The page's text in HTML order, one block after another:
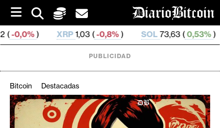
i
p
t
o
(-0,8% SOL73,63 (0,53% TRX0,326 556 (
C
PUBLICIDAD
Bitcoin Destacadas